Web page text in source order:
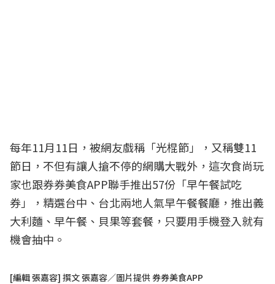
每年11月11日，被網友戲稱「光棍節」，又稱雙11
節日，不但有讓人搶不停的網購大戰外，這次食尚玩
家也跟券券美食APP聯手推出57份「早午餐試吃
券」，精選台中、台北兩地人氣早午餐餐廳，推出義
大利麵、早午餐、貝果等套餐，只要用手機登入就有
機會抽中。
[編輯 張嘉容] 撰文 張嘉容／圖片提供 券券美食APP